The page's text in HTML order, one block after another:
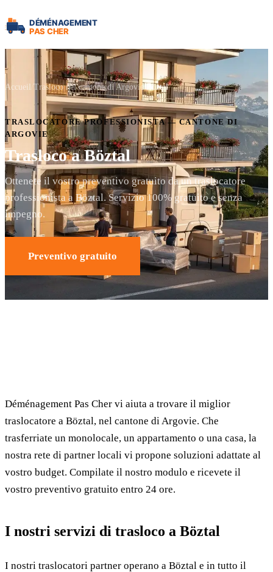
Accueil Trasloco nel cantone di Argovie Böztal
TRASLOCATORE PROFESSIONISTA — CANTONE DI
ARGOVIE
Trasloco a Böztal
Ottenete il vostro preventivo gratuito da un traslocatore
professionista a Böztal. Servizio 100% gratuito e senza
impegno.
Preventivo gratuito
Déménagement Pas Cher vi aiuta a trovare il miglior
traslocatore a Böztal, nel cantone di Argovie. Che
trasferriate un monolocale, un appartamento o una casa, la
nostra rete di partner locali vi propone soluzioni adattate al
vostro budget. Compilate il nostro modulo e ricevete il
vostro preventivo gratuito entro 24 ore.
I nostri servizi di trasloco a Böztal
I nostri traslocatori partner operano a Böztal e in tutto il